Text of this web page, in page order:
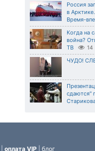
Россия
в
Время-
Когда на
война?
ТВ
14
ЧУДО!
сдаются"
оплата VIP блог